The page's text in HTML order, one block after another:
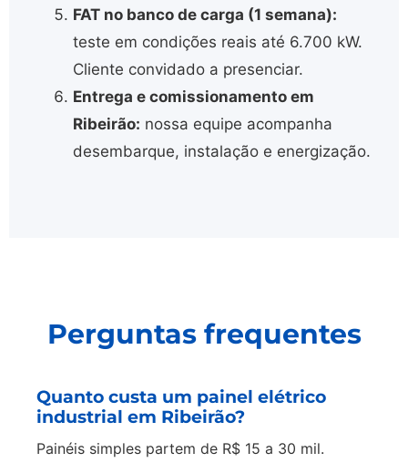
FAT no banco de carga (1 semana):
teste em condições reais até 6.700 kW.
Cliente convidado a presenciar.
Entrega e comissionamento em
Ribeirão: nossa equipe acompanha
desembarque, instalação e energização.
Perguntas frequentes
Quanto custa um painel elétrico
industrial em Ribeirão?
Painéis simples partem de R$ 15 a 30 mil.